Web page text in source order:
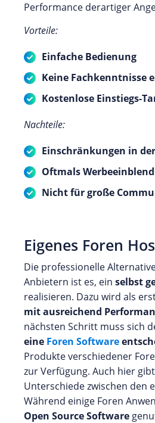
Performance derartiger
Vorteile:
Einfache Bedienung
Keine Fachkenntnisse
Kostenlose Einstiegs-
Nachteile:
Einschränkungen in
Oftmals
Nicht für große
Eigenes Foren
Die professionelle
Anbietern ist es, ein selbst
realisieren. Dazu wird als
mit ausreichend
nächsten Schritt muss sich
eine Foren Software
Produkte verschiedener
zur Verfügung. Auch hier
Unterschiede zwischen den
Während einige Foren
Open Source Software